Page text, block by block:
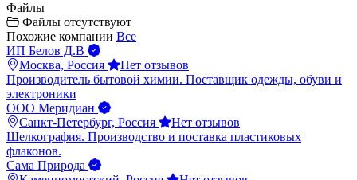
Файлы
Файлы отсутствуют
Похожие компании Все
ИП Белов Д.В
Москва, Россия
Нет отзывов
Производитель бытовой химии. Поставщик одежды, обуви и
электроники
ООО Меридиан
Санкт-Петербург, Россия
Нет отзывов
Шелкография. Производство и поставка пластиковых
флаконов.
Сама Природа